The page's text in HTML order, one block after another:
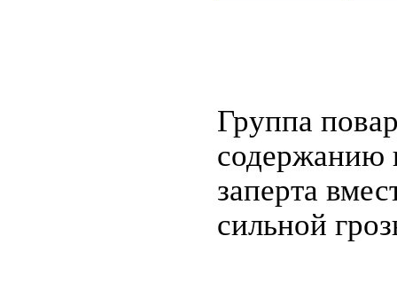
Группа
содержанию
заперта
сильной